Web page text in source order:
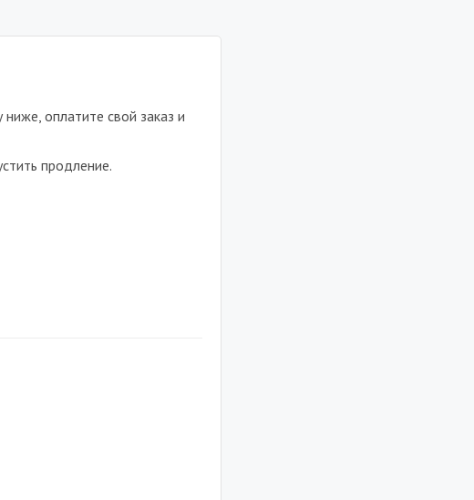
оплатите свой заказ и
продление.